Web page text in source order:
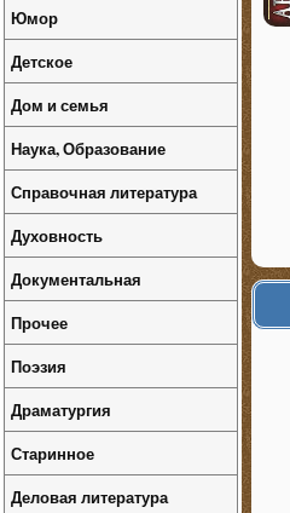
Юмор
Детское
Дом и семья
Наука, Образование
Справочная литература
Духовность
Документальная
Прочее
Поэзия
Драматургия
Старинное
Деловая литература